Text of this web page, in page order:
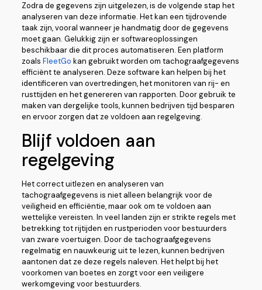
Zodra de gegevens zijn uitgelezen, is de volgende stap het
analyseren van deze informatie. Het kan een tijdrovende
taak zijn, vooral wanneer je handmatig door de gegevens
moet gaan. Gelukkig zijn er softwareoplossingen
beschikbaar die dit proces automatiseren. Een platform
zoals FleetGo kan gebruikt worden om tachograafgegevens
efficiënt te analyseren. Deze software kan helpen bij het
identificeren van overtredingen, het monitoren van rij- en
rusttijden en het genereren van rapporten. Door gebruik te
maken van dergelijke tools, kunnen bedrijven tijd besparen
en ervoor zorgen dat ze voldoen aan regelgeving.
Blijf voldoen aan
regelgeving
Het correct uitlezen en analyseren van
tachograafgegevens is niet alleen belangrijk voor de
veiligheid en efficiëntie, maar ook om te voldoen aan
wettelijke vereisten. In veel landen zijn er strikte regels met
betrekking tot rijtijden en rustperioden voor bestuurders
van zware voertuigen. Door de tachograafgegevens
regelmatig en nauwkeurig uit te lezen, kunnen bedrijven
aantonen dat ze deze regels naleven. Het helpt bij het
voorkomen van boetes en zorgt voor een veiligere
werkomgeving voor bestuurders.